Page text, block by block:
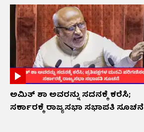
ಅಮಿತ್ ಶಾ ಅವರನ್ನು ಸದನಕ್ಕೆ ಕರೆಸಿ;
ಸರ್ಕಾರಕ್ಕೆ ರಾಜ್ಯಸಭಾ ಸಭಾಪತಿ ಸೂಚನೆ